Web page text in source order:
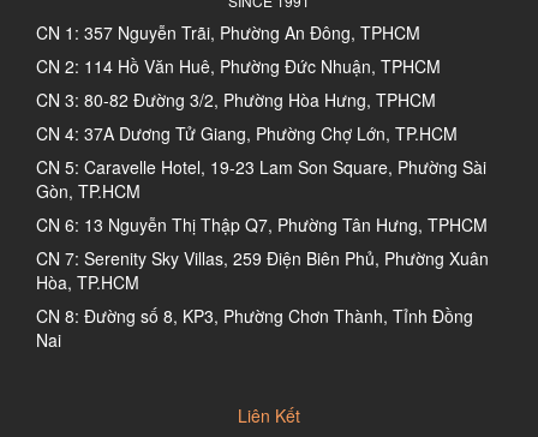
CN 1: 357 Nguyễn Trãi, Phường An Đông, TPHCM
CN 2: 114 Hồ Văn Huê, Phường Đức Nhuận, TPHCM
CN 3: 80-82 Đường 3/2, Phường Hòa Hưng, TPHCM
CN 4: 37A Dương Tử Giang, Phường Chợ Lớn, TP.HCM
CN 5: Caravelle Hotel, 19-23 Lam Son Square, Phường Sài
Gòn, TP.HCM
CN 6: 13 Nguyễn Thị Thập Q7, Phường Tân Hưng, TPHCM
CN 7: Serenity Sky Villas, 259 Điện Biên Phủ, Phường Xuân
Hòa, TP.HCM
CN 8: Đường số 8, KP3, Phường Chơn Thành, Tỉnh Đồng
Nai
Liên Kết